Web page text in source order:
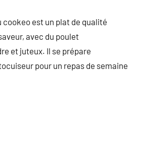
cookeo est un plat de qualité
avec du poulet
et juteux. Il se prépare
pour un repas de semaine